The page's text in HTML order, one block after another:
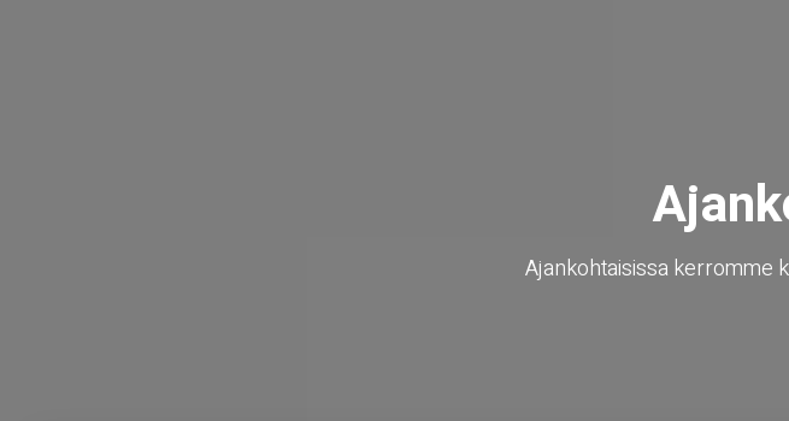
Ajankohtaisissa kerromme